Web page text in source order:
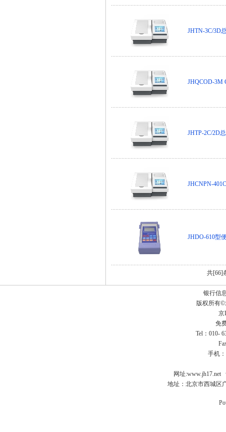
JHTN-3C/3D
JHQCOD-3M
JHTP-2C/2D
JHCNPN-
JHDO-610型
共[66]
银行信
版权所有
京
免
Tel：010-
手机：
网址:www.jh17.net
地址：北京市西城区